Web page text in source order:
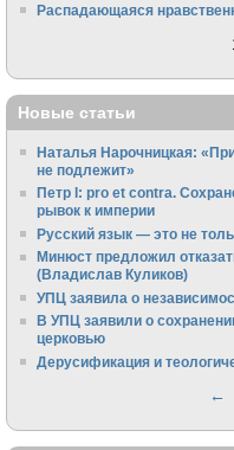
Распадающаяся
Новые статьи
Наталья Нарочницкая:
не подлежит»
Петр I: pro et contra.
рывок к империи
Русский язык — это не
Минюст предложил
(Владислав Куликов)
УПЦ заявила о
В УПЦ заявили о
церковью
Дерусификация и
←